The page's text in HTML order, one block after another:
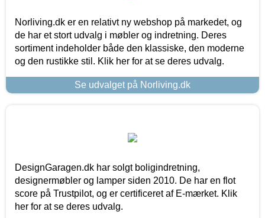
Norliving.dk er en relativt ny webshop på markedet, og
de har et stort udvalg i møbler og indretning. Deres
sortiment indeholder både den klassiske, den moderne
og den rustikke stil. Klik her for at se deres udvalg.
Se udvalget på Norliving.dk
DesignGaragen.dk har solgt boligindretning,
designermøbler og lamper siden 2010. De har en flot
score på Trustpilot, og er certificeret af E-mærket. Klik
her for at se deres udvalg.